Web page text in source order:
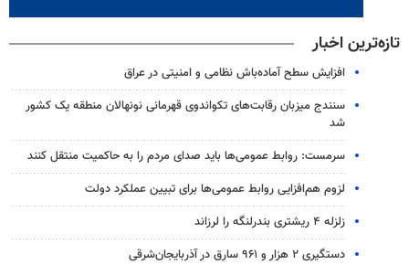
تازه‌ترین اخبار
افزایش سطح آماده‌باش نظامی و امنیتی در عراق
سنندج میزبان رقابت‌های تکواندوی قهرمانی نونهالان منطقه یک کشور
شد
سرمست: روابط عمومی‌ها باید صدای مردم را به حاکمیت منتقل کنند
لزوم هم‌افزایی روابط‌ عمومی‌ها برای تبیین عملکرد دولت
زلزله ۴ ریشتری بندرلنگه را لرزاند
دستگیری ۲ هزار و ۹۶۱ سارق در آذربایجان‌شرقی